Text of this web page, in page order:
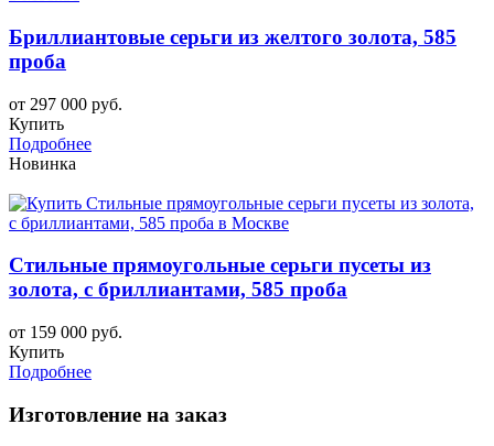
Бриллиантовые серьги из желтого золота, 585
проба
от 297 000 руб.
Купить
Подробнее
Новинка
Стильные прямоугольные серьги пусеты из
золота, с бриллиантами, 585 проба
от 159 000 руб.
Купить
Подробнее
Изготовление на заказ